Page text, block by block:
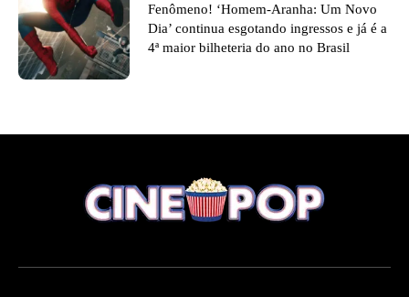
Fenômeno! ‘Homem-Aranha: Um Novo
Dia’ continua esgotando ingressos e já é a
4ª maior bilheteria do ano no Brasil